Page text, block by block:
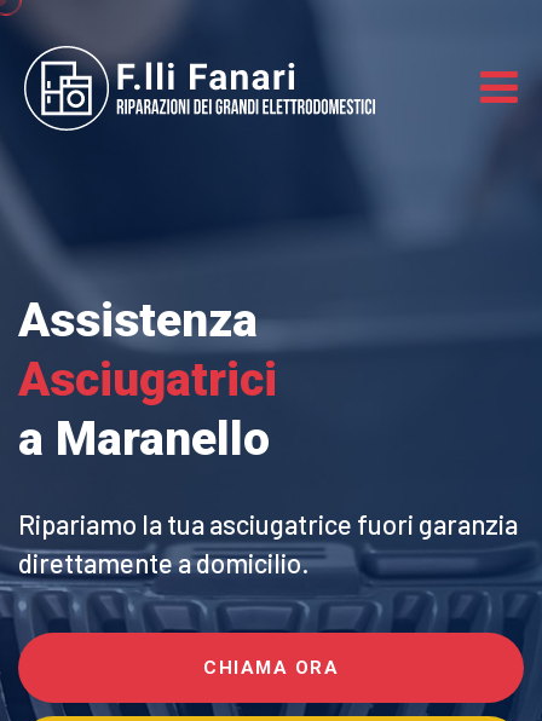
Assistenza
Asciugatrici
a Maranello
Ripariamo la tua asciugatrice fuori garanzia
direttamente a domicilio.
CHIAMA ORA